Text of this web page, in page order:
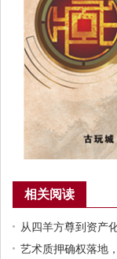
相关阅读
从四羊方尊到资产
市场经济大爆发的
艺术质押确权落地